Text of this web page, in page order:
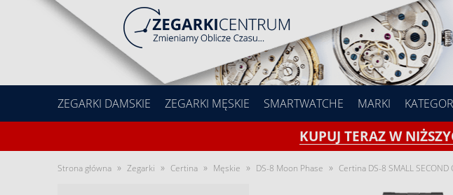
ZEGARKI DAMSKIE ZEGARKI MĘSKIE SMARTWATCHE MARKI
KUPUJ TERAZ W
Strona główna » Zegarki » Certina » Męskie » DS-8 Moon Phase » Certina DS-8 SMALL